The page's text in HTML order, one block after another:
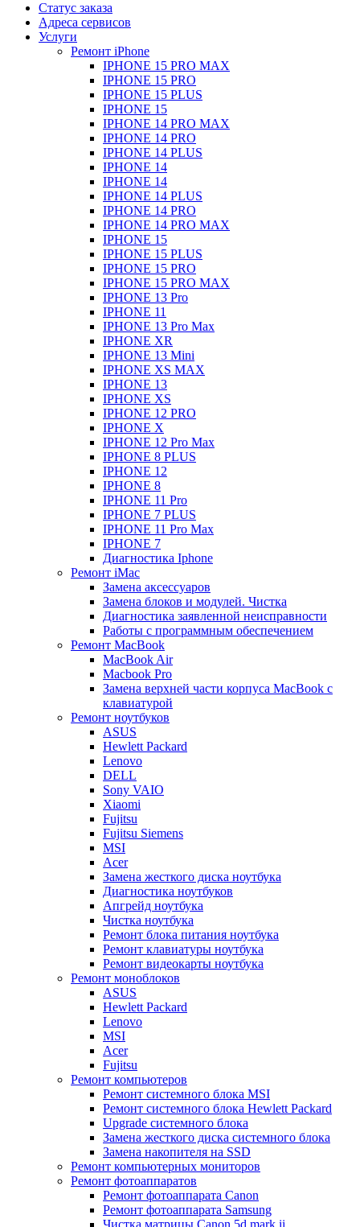
Статус заказа
Адреса сервисов
Услуги
Ремонт iPhone
IPHONE 15 PRO MAX
IPHONE 15 PRO
IPHONE 15 PLUS
IPHONE 15
IPHONE 14 PRO MAX
IPHONE 14 PRO
IPHONE 14 PLUS
IPHONE 14
IPHONE 14
IPHONE 14 PLUS
IPHONE 14 PRO
IPHONE 14 PRO MAX
IPHONE 15
IPHONE 15 PLUS
IPHONE 15 PRO
IPHONE 15 PRO MAX
IPHONE 13 Pro
IPHONE 11
IPHONE 13 Pro Max
IPHONE XR
IPHONE 13 Mini
IPHONE XS MAX
IPHONE 13
IPHONE XS
IPHONE 12 PRO
IPHONE X
IPHONE 12 Pro Max
IPHONE 8 PLUS
IPHONE 12
IPHONE 8
IPHONE 11 Pro
IPHONE 7 PLUS
IPHONE 11 Pro Max
IPHONE 7
Диагностика Iphone
Ремонт iMac
Замена аксессуаров
Замена блоков и модулей. Чистка
Диагностика заявленной неисправности
Работы с программным обеспечением
Ремонт MacBook
MacBook Air
Macbook Pro
Замена верхней части корпуса MacBook с
клавиатурой
Ремонт ноутбуков
ASUS
Hewlett Packard
Lenovo
DELL
Sony VAIO
Xiaomi
Fujitsu
Fujitsu Siemens
MSI
Acer
Замена жесткого диска ноутбука
Диагностика ноутбуков
Апгрейд ноутбука
Чистка ноутбука
Ремонт блока питания ноутбука
Ремонт клавиатуры ноутбука
Ремонт видеокарты ноутбука
Ремонт моноблоков
ASUS
Hewlett Packard
Lenovo
MSI
Acer
Fujitsu
Ремонт компьютеров
Ремонт системного блока MSI
Ремонт системного блока Hewlett Packard
Upgrade системного блока
Замена жесткого диска системного блока
Замена накопителя на SSD
Ремонт компьютерных мониторов
Ремонт фотоаппаратов
Ремонт фотоаппарата Canon
Ремонт фотоаппарата Samsung
Чистка матрицы Canon 5d mark ii